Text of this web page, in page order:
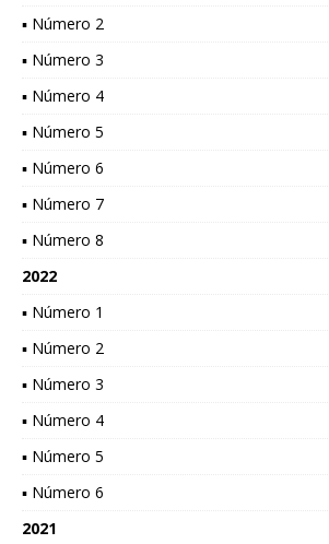
▪ Número 2
▪ Número 3
▪ Número 4
▪ Número 5
▪ Número 6
▪ Número 7
▪ Número 8
2022
▪ Número 1
▪ Número 2
▪ Número 3
▪ Número 4
▪ Número 5
▪ Número 6
2021